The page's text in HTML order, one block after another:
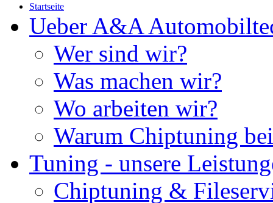
Startseite
Ueber A&A
Wer sind wir?
Was machen wir?
Wo arbeiten wir?
Warum Chiptuning
Tuning - unsere
Chiptuning &